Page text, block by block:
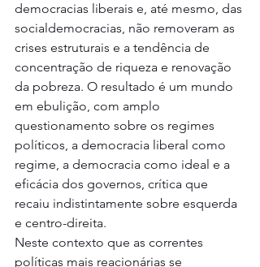
democracias liberais e, até mesmo, das
socialdemocracias, não removeram as
crises estruturais e a tendência de
concentração de riqueza e renovação
da pobreza. O resultado é um mundo
em ebulição, com amplo
questionamento sobre os regimes
políticos, a democracia liberal como
regime, a democracia como ideal e a
eficácia dos governos, crítica que
recaiu indistintamente sobre esquerda
e centro-direita.
Neste contexto que as correntes
políticas mais reacionárias se